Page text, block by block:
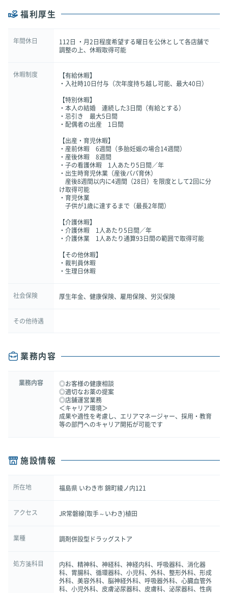
福利厚生
年間休日
112日 ・月2日程度希望する曜日を公休として各店舗で
調整の上、休暇取得可能
休暇制度
【有給休暇】
・入社時10日付与（次年度持ち越し可能、最大40日）
【特別休暇】
・本人の結婚 連続した3日間（有給とする）
・忌引き 最大5日間
・配偶者の出産 1日間
【出産・育児休暇】
・産前休暇 6週間（多胎妊娠の場合14週間）
・産後休暇 8週間
・子の看護休暇 1人あたり5日間／年
・出生時育児休業（産後パパ育休）
産後8週間以内に4週間（28日）を限度として2回に分
け取得可能
・育児休業
子供が1歳に達するまで（最長2年間）
【介護休暇】
・介護休暇 1人あたり5日間／年
・介護休業 1人あたり通算93日間の範囲で取得可能
【その他休暇】
・裁判員休暇
・生理日休暇
社会保険 厚生年金、健康保険、雇用保険、労災保険
その他待遇
業務内容
業務内容
◎お客様の健康相談
◎適切なお薬の提案
◎店舗運営業務
＜キャリア環境＞
成果や適性を考慮し、エリアマネージャー、採用・教育
等の部門へのキャリア開拓が可能です
施設情報
所在地 福島県 いわき市 錦町綾ノ内121
アクセス JR常磐線(取手～いわき)植田
業種 調剤併設型ドラッグストア
処方箋科目
内科、精神科、神経科、神経内科、呼吸器科、消化器
科、胃腸科、循環器科、小児科、外科、整形外科、形成
外科、美容外科、脳神経外科、呼吸器外科、心臓血管外
科、小児外科、皮膚泌尿器科、皮膚科、泌尿器科、性病